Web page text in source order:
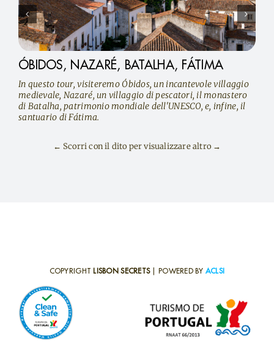
ÓBIDOS, NAZARÉ, BATALHA, FÁTIMA
In questo tour, visiteremo Óbidos, un incantevole villaggio
medievale, Nazaré, un villaggio di pescatori, il monastero
di Batalha, patrimonio mondiale dell'UNESCO, e, infine, il
santuario di Fátima.
← Scorri con il dito per visualizzare altro →
COPYRIGHT LISBON SECRETS| POWERED BY ACLSI